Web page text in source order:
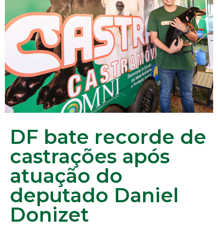
DF bate recorde de
castrações após
atuação do
deputado Daniel
Donizet